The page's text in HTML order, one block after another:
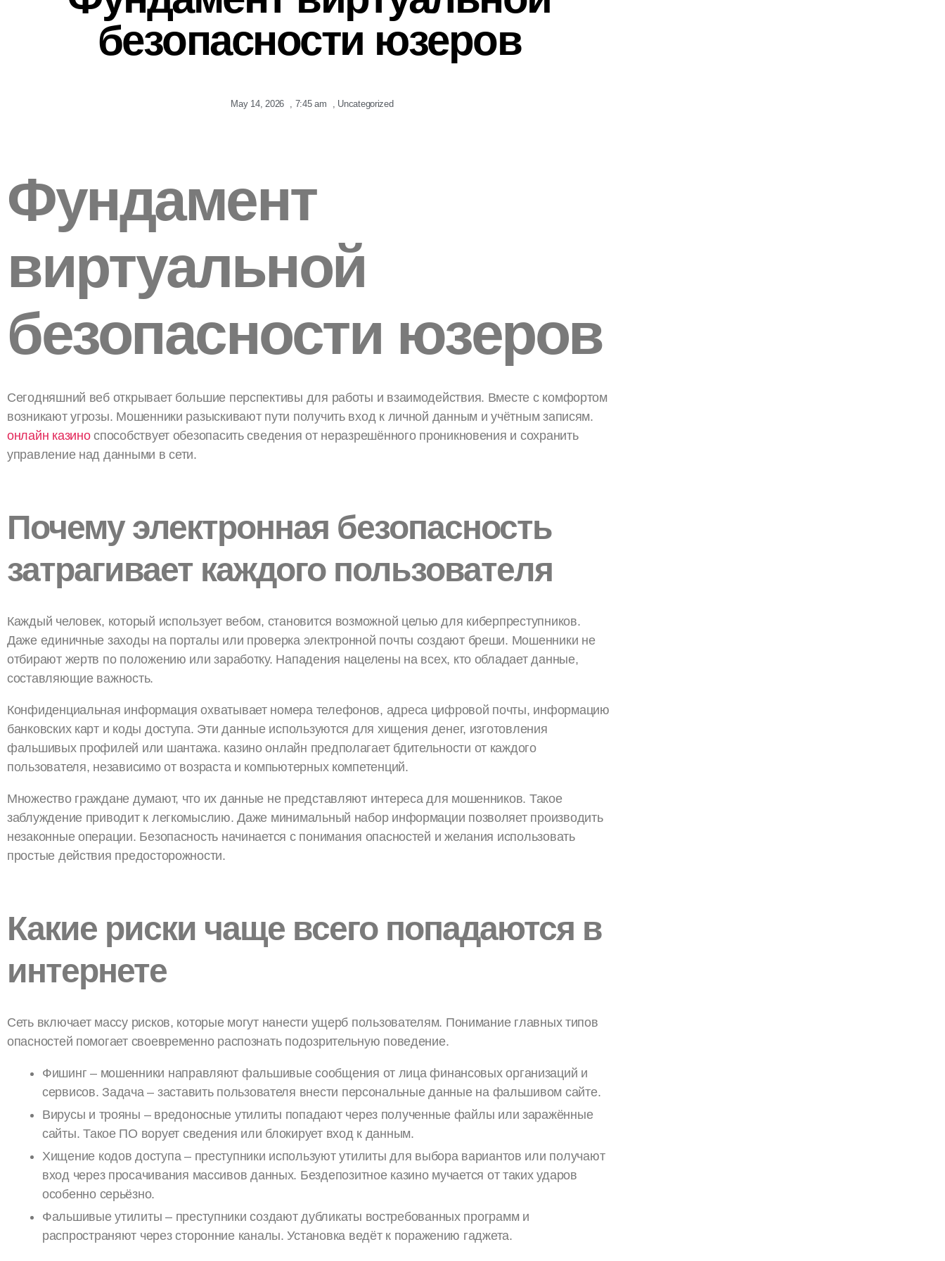
безопасности юзеров
May 14, 2026 , 7:45 am , Uncategorized
Фундамент
виртуальной
безопасности юзеров
Сегодняшний веб открывает большие перспективы для работы и взаимодействия. Вместе с комфортом
возникают угрозы. Мошенники разыскивают пути получить вход к личной данным и учётным записям.
онлайн казиноспособствует обезопасить сведения от неразрешённого проникновения и сохранить
управление над данными в сети.
Почему электронная безопасность
затрагивает каждого пользователя
Каждый человек, который использует вебом, становится возможной целью для киберпреступников.
Даже единичные заходы на порталы или проверка электронной почты создают бреши. Мошенники не
отбирают жертв по положению или заработку. Нападения нацелены на всех, кто обладает данные,
составляющие важность.
Конфиденциальная информация охватывает номера телефонов, адреса цифровой почты, информацию
банковских карт и коды доступа. Эти данные используются для хищения денег, изготовления
фальшивых профилей или шантажа. казино онлайн предполагает бдительности от каждого
пользователя, независимо от возраста и компьютерных компетенций.
Множество граждане думают, что их данные не представляют интереса для мошенников. Такое
заблуждение приводит к легкомыслию. Даже минимальный набор информации позволяет производить
незаконные операции. Безопасность начинается с понимания опасностей и желания использовать
простые действия предосторожности.
Какие риски чаще всего попадаются в
интернете
Сеть включает массу рисков, которые могут нанести ущерб пользователям. Понимание главных типов
опасностей помогает своевременно распознать подозрительную поведение.
Фишинг – мошенники направляют фальшивые сообщения от лица финансовых организаций и
сервисов. Задача – заставить пользователя внести персональные данные на фальшивом сайте.
Вирусы и трояны – вредоносные утилиты попадают через полученные файлы или заражённые
сайты. Такое ПО ворует сведения или блокирует вход к данным.
Хищение кодов доступа – преступники используют утилиты для выбора вариантов или получают
вход через просачивания массивов данных. Бездепозитное казино мучается от таких ударов
особенно серьёзно.
Фальшивые утилиты – преступники создают дубликаты востребованных программ и
распространяют через сторонние каналы. Установка ведёт к поражению гаджета.